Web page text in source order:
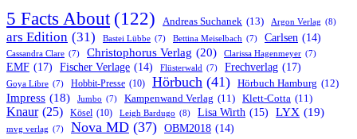
5 Facts About (122) Andreas Suchanek (13) Argon Verlag (8)
ars Edition (31) Bastei Lübbe (7) Bettina Meiselbach (7) Carlsen (14)
Cassandra Clare (7) Christophorus Verlag (20) Clarissa Hagenmeyer (7)
EMF (17) Fischer Verlage (14) Flüsterwald (7) Frechverlag (17)
Goya Libre (7) Hobbit-Presse (10) Hörbuch (41) Hörbuch Hamburg (12)
Impress (18) Jumbo (7) Kampenwand Verlag (11) Klett-Cotta (11)
Knaur (25) Kösel (10) Leigh Bardugo (8) Lisa Wirth (15) LYX (19)
mvg verlag (7) Nova MD (37) OBM2018 (14)